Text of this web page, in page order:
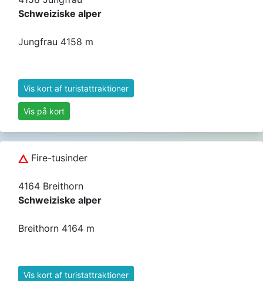
Schweiziske alper
Jungfrau 4158 m
Vis kort af turistattraktioner
Vis på kort
Fire-tusinder
4164 Breithorn
Schweiziske alper
Breithorn 4164 m
Vis kort af turistattraktioner